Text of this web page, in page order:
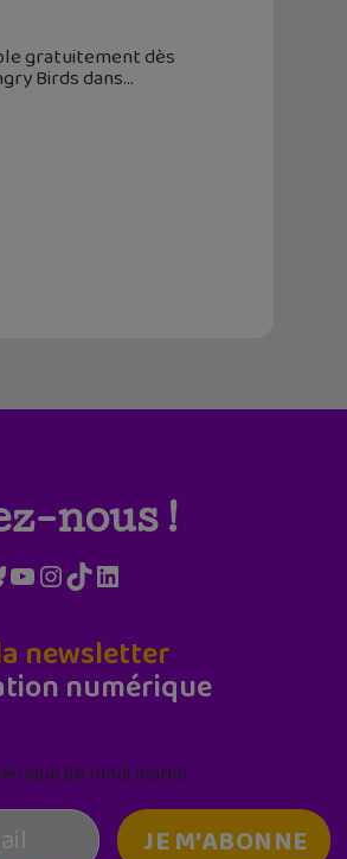
gratuitement dès
Birds dans
nous !
YouTube
Instagram
TikTokLinkedIn
newsletter
numérique
(le lundi matin)